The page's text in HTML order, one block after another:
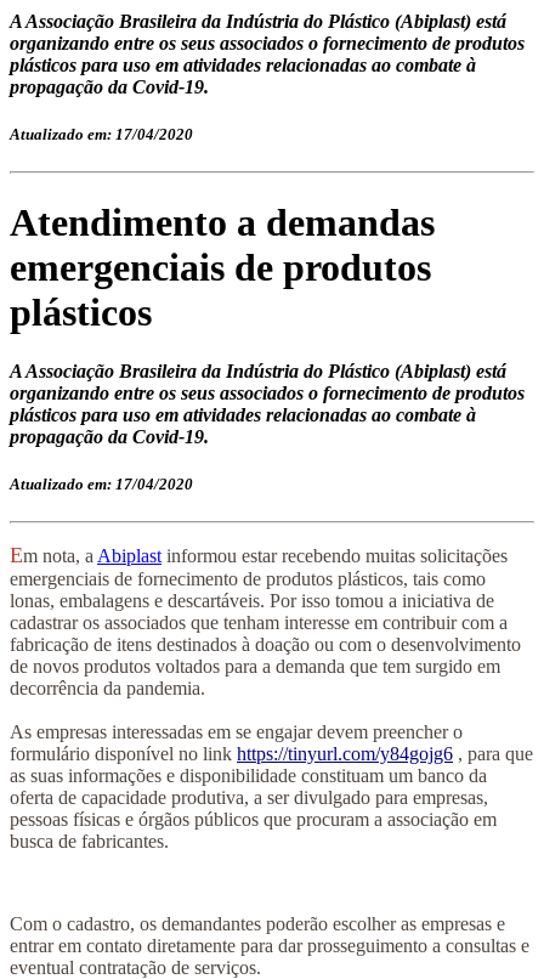
A Associação Brasileira da Indústria do Plástico (Abiplast) está
organizando entre os seus associados o fornecimento de produtos
plásticos para uso em atividades relacionadas ao combate à
propagação da Covid-19.
Atualizado em: 17/04/2020
Atendimento a demandas
emergenciais de produtos
plásticos
A Associação Brasileira da Indústria do Plástico (Abiplast) está
organizando entre os seus associados o fornecimento de produtos
plásticos para uso em atividades relacionadas ao combate à
propagação da Covid-19.
Atualizado em: 17/04/2020
Em nota, aAbiplastinformou estar recebendo muitas solicitações
emergenciais de fornecimento de produtos plásticos, tais como
lonas, embalagens e descartáveis. Por isso tomou a iniciativa de
cadastrar os associados que tenham interesse em contribuir com a
fabricação de itens destinados à doação ou com o desenvolvimento
de novos produtos voltados para a demanda que tem surgido em
decorrência da pandemia.
As empresas interessadas em se engajar devem preencher o
formulário disponível no link https://tinyurl.com/y84gojg6 , para que
as suas informações e disponibilidade constituam um banco da
oferta de capacidade produtiva, a ser divulgado para empresas,
pessoas físicas e órgãos públicos que procuram a associação em
busca de fabricantes.
Com o cadastro, os demandantes poderão escolher as empresas e
entrar em contato diretamente para dar prosseguimento a consultas e
eventual contratação de serviços.